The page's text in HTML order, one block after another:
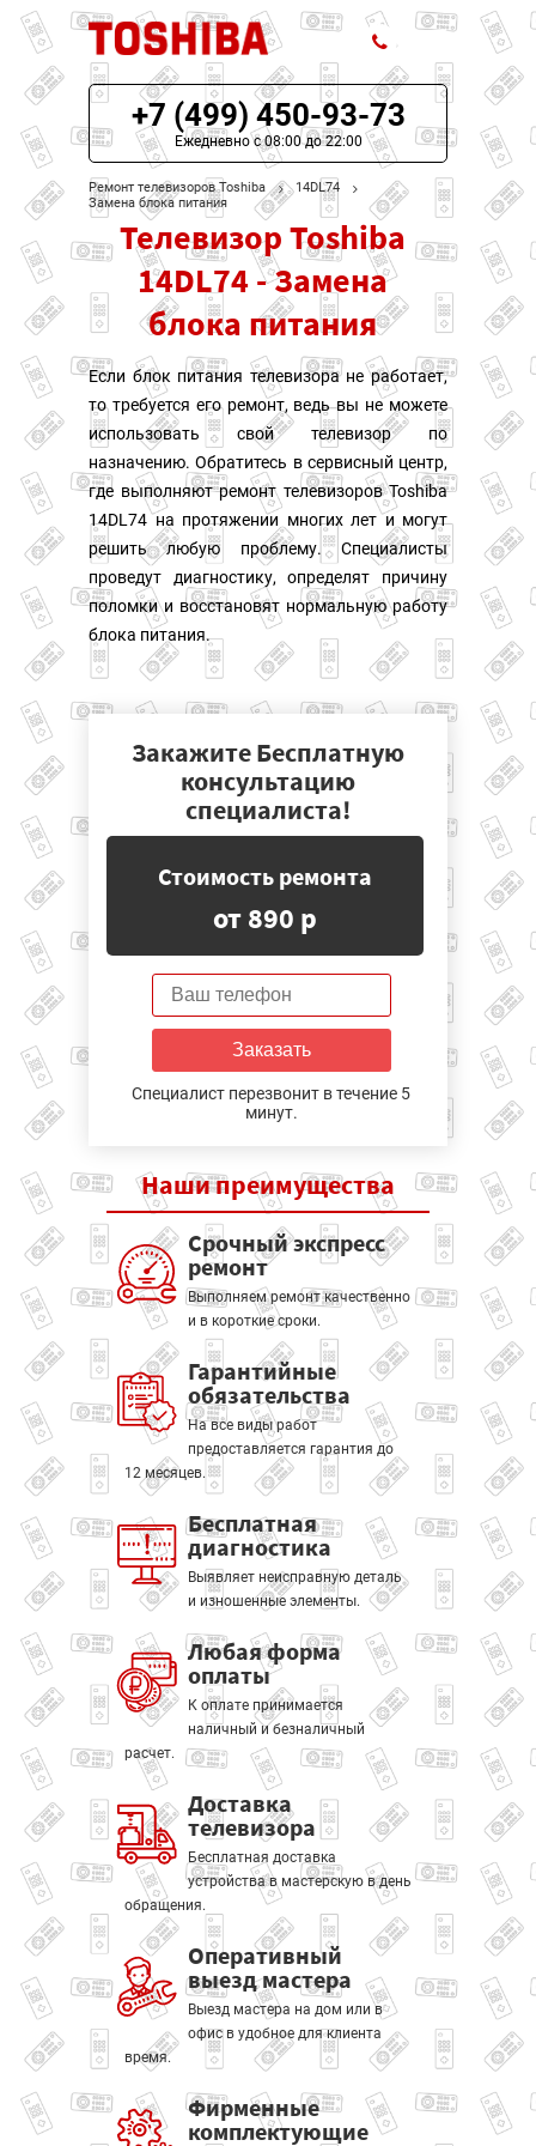
ЦЕНЫ НА РЕМОНТ
О СЕРВИСЕ
МОДЕЛИ TOSHIBA
НАШИ КОНТАКТЫ
+7 (499) 450-93-73
Ежедневно с 08:00 до 22:00
Ремонт телевизоров Toshiba
14DL74
Замена блока питания
Телевизор Toshiba
14DL74 - Замена
блока питания
Если блок питания телевизора не работает,
то требуется его ремонт, ведь вы не можете
использовать свой телевизор по
назначению. Обратитесь в сервисный центр,
где выполняют ремонт телевизоров Toshiba
14DL74 на протяжении многих лет и могут
решить любую проблему. Специалисты
проведут диагностику, определят причину
поломки и восстановят нормальную работу
блока питания.
Закажите Бесплатную
консультацию
специалиста!
Стоимость ремонта
от 890 р
Заказать
Специалист перезвонит в течение 5
минут.
Нашипреимущества
Срочный экспресс
ремонт
Выполняем ремонт качественно
и в короткие сроки.
Гарантийные
обязательства
На все виды работ
предоставляется гарантия до
12 месяцев.
Бесплатная
диагностика
Выявляет неисправную деталь
и изношенные элементы.
Любая форма
оплаты
К оплате принимается
наличный и безналичный
расчет.
Доставка
телевизора
Бесплатная доставка
устройства в мастерскую в день
обращения.
Оперативный
выезд мастера
Выезд мастера на дом или в
офис в удобное для клиента
время.
Фирменные
комплектующие